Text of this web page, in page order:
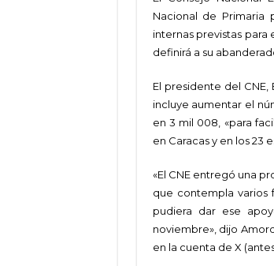
Nacional de Primaria
internas previstas para
definirá a su
El presidente del
incluye aumentar el
en 3 mil 008, «para
en Caracas y en los 23
«El CNE entregó una
que contempla varios
pudiera dar ese
noviembre», dijo
en la cuenta de X